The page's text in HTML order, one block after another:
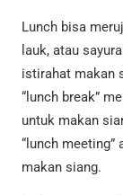
Lunch bisa
lauk, atau
istirahat makan
“lunch break”
untuk makan
“lunch meeting”
makan siang.